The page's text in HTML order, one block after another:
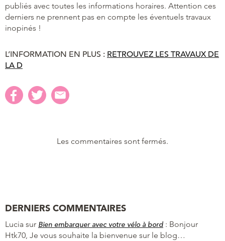
publiés avec toutes les informations horaires. Attention ces
derniers ne prennent pas en compte les éventuels travaux
inopinés !
L’INFORMATION EN PLUS : RETROUVEZ LES TRAVAUX DE
LA D
Les commentaires sont fermés.
DERNIERS COMMENTAIRES
Lucia sur Bien embarquer avec votre vélo à bord : Bonjour
Htk70, Je vous souhaite la bienvenue sur le blog…